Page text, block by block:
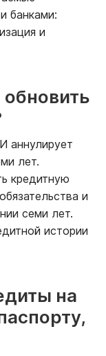
банками:
и
аннулирует
лет.
кредитную
и
семи лет.
истории
на